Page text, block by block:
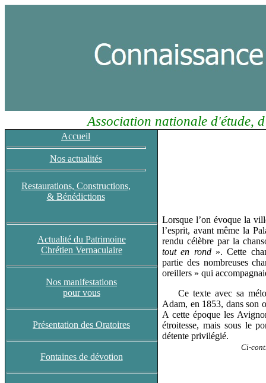
Association nationale d'étude,
Accueil
Nos actualités
Restaurations, Constructions,
& Bénédictions
Actualité du Patrimoine
Chrétien Vernaculaire
Nos manifestations
pour vous
Présentation des Oratoires
Fontaines de dévotion
Lorsque l’on évoque la
l’esprit, avant même la
rendu célèbre par la
tout en rond ». Cette
partie des nombreuses
oreillers » qui
Ce texte avec sa
Adam, en 1853, dans son
A cette époque les
étroitesse, mais sous le
détente privilégié.
Ci-contre la